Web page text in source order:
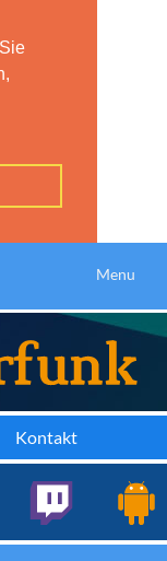
Menu
Kontakt